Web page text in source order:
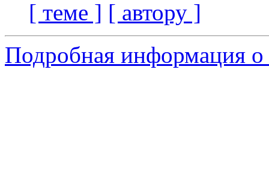
[ теме ] [ автору ]
Подробная информация